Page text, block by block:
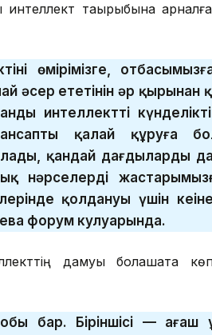
тақырыбына
өмірімізге,
әсер ететінін әр қырынан
интеллектті
қалай құруға
қандай дағдыларды
нәрселерді
қолдануы үшін
форум кулуарында.
дамуы болашақта
бар. Біріншісі — ағаш